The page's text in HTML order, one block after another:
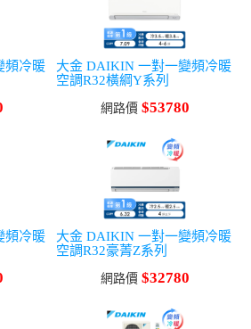
頻冷暖
大金 DAIKIN 一對一變頻冷暖
空調R32橫綱Y系列
網路價 $53780
頻冷暖
大金 DAIKIN 一對一變頻冷暖
空調R32豪菁Z系列
網路價 $32780